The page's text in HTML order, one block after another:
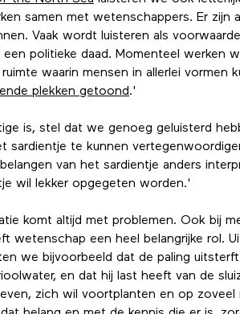
samen met wetenschappers. Er zijn
Vaak wordt luisteren als
politieke daad. Momenteel werken
waarin mensen in allerlei vormen
plekken getoond.'
is, stel dat we genoeg geluisterd
sardientje te kunnen
van het sardientje anders
wil lekker opgegeten worden.'
komt altijd met problemen. Ook bij
wetenschap een heel belangrijke rol.
we bijvoorbeeld dat de paling
en dat hij last heeft van de
zich wil voortplanten en op zoveel